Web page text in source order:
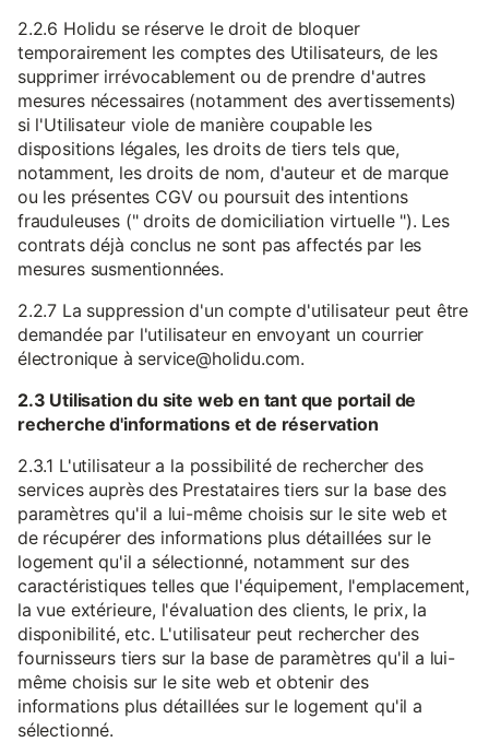
2.2.6 Holidu se réserve le droit de bloquer
temporairement les comptes des Utilisateurs, de les
supprimer irrévocablement ou de prendre d'autres
mesures nécessaires (notamment des avertissements)
si l'Utilisateur viole de manière coupable les
dispositions légales, les droits de tiers tels que,
notamment, les droits de nom, d'auteur et de marque
ou les présentes CGV ou poursuit des intentions
frauduleuses (" droits de domiciliation virtuelle "). Les
contrats déjà conclus ne sont pas affectés par les
mesures susmentionnées.
2.2.7 La suppression d'un compte d'utilisateur peut être
demandée par l'utilisateur en envoyant un courrier
électronique à service@holidu.com.
2.3 Utilisation du site web en tant que portail de
recherche d'informations et de réservation
2.3.1 L'utilisateur a la possibilité de rechercher des
services auprès des Prestataires tiers sur la base des
paramètres qu'il a lui-même choisis sur le site web et
de récupérer des informations plus détaillées sur le
logement qu'il a sélectionné, notamment sur des
caractéristiques telles que l'équipement, l'emplacement,
la vue extérieure, l'évaluation des clients, le prix, la
disponibilité, etc. L'utilisateur peut rechercher des
fournisseurs tiers sur la base de paramètres qu'il a lui-
même choisis sur le site web et obtenir des
informations plus détaillées sur le logement qu'il a
sélectionné.